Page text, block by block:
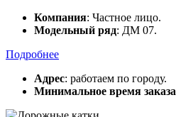
Компания: Частное лицо.
Модельный ряд: ДМ 07.
Подробнее
Адрес: работаем по городу.
Минимальное время заказа